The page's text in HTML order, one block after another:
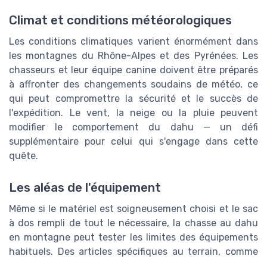
Climat et conditions météorologiques
Les conditions climatiques varient énormément dans
les montagnes du Rhône-Alpes et des Pyrénées. Les
chasseurs et leur équipe canine doivent être préparés
à affronter des changements soudains de météo, ce
qui peut compromettre la sécurité et le succès de
l'expédition. Le vent, la neige ou la pluie peuvent
modifier le comportement du dahu — un défi
supplémentaire pour celui qui s'engage dans cette
quête.
Les aléas de l'équipement
Même si le matériel est soigneusement choisi et le sac
à dos rempli de tout le nécessaire, la chasse au dahu
en montagne peut tester les limites des équipements
habituels. Des articles spécifiques au terrain, comme